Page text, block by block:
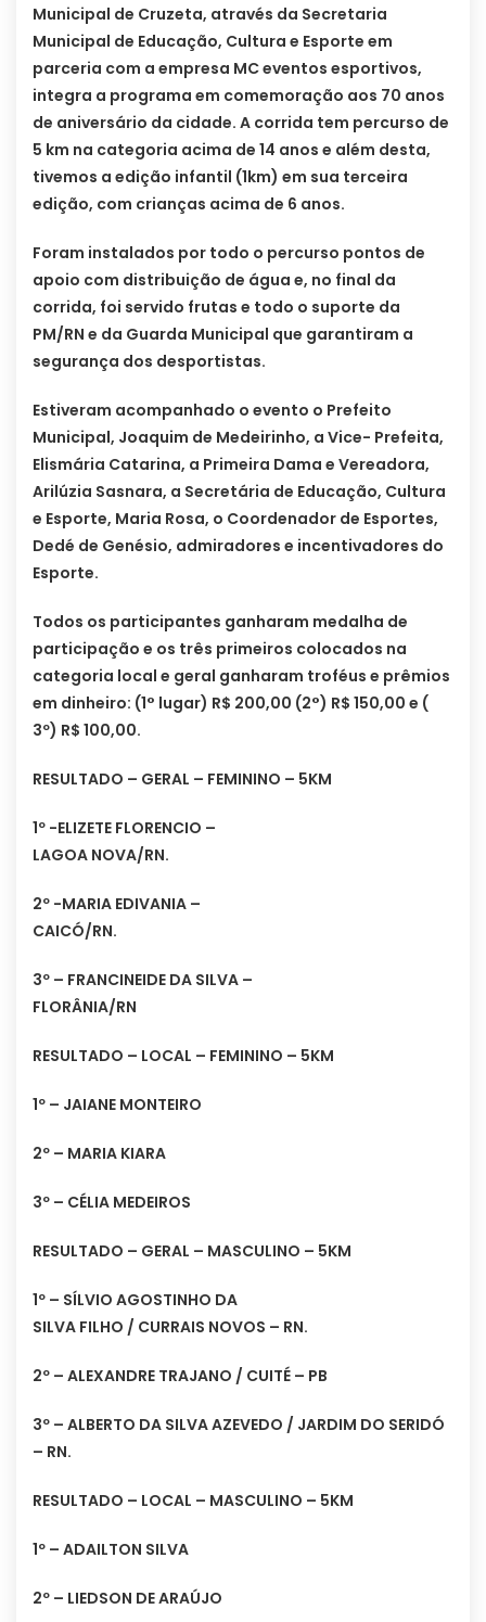
Municipal de Cruzeta, através da Secretaria
Municipal de Educação, Cultura e Esporte em
parceria com a empresa MC eventos esportivos,
integra a programa em comemoração aos 70 anos
de aniversário da cidade. A corrida tem percurso de
5 km na categoria acima de 14 anos e além desta,
tivemos a edição infantil (1km) em sua terceira
edição, com crianças acima de 6 anos.
Foram instalados por todo o percurso pontos de
apoio com distribuição de água e, no final da
corrida, foi servido frutas e todo o suporte da
PM/RN e da Guarda Municipal que garantiram a
segurança dos desportistas.
Estiveram acompanhado o evento o Prefeito
Municipal, Joaquim de Medeirinho, a Vice- Prefeita,
Elismária Catarina, a Primeira Dama e Vereadora,
Arilúzia Sasnara, a Secretária de Educação, Cultura
e Esporte, Maria Rosa, o Coordenador de Esportes,
Dedé de Genésio, admiradores e incentivadores do
Esporte.
Todos os participantes ganharam medalha de
participação e os três primeiros colocados na
categoria local e geral ganharam troféus e prêmios
em dinheiro: (1° lugar) R$ 200,00 (2°) R$ 150,00 e (
3º) R$ 100,00.
RESULTADO – GERAL – FEMININO – 5KM
1º -ELIZETE FLORENCIO –
LAGOA NOVA/RN.
2º -MARIA EDIVANIA –
CAICÓ/RN.
3º – FRANCINEIDE DA SILVA –
FLORÂNIA/RN
RESULTADO – LOCAL – FEMININO – 5KM
1º – JAIANE MONTEIRO
2º – MARIA KIARA
3º – CÉLIA MEDEIROS
RESULTADO – GERAL – MASCULINO – 5KM
1º – SÍLVIO AGOSTINHO DA
SILVA FILHO / CURRAIS NOVOS – RN.
2º – ALEXANDRE TRAJANO / CUITÉ – PB
3º – ALBERTO DA SILVA AZEVEDO / JARDIM DO SERIDÓ
– RN.
RESULTADO – LOCAL – MASCULINO – 5KM
1º – ADAILTON SILVA
2º – LIEDSON DE ARAÚJO